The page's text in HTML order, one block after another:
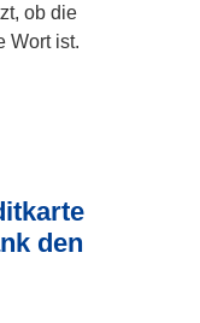
ob die
Wort ist.
den